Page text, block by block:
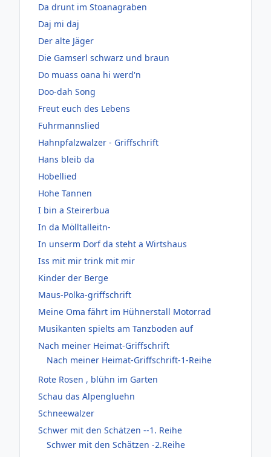
Da drunt im Stoanagraben
Daj mi daj
Der alte Jäger
Die Gamserl schwarz und braun
Do muass oana hi werd'n
Doo-dah Song
Freut euch des Lebens
Fuhrmannslied
Hahnpfalzwalzer - Griffschrift
Hans bleib da
Hobellied
Hohe Tannen
I bin a Steirerbua
In da Mölltalleitn-
In unserm Dorf da steht a Wirtshaus
Iss mit mir trink mit mir
Kinder der Berge
Maus-Polka-griffschrift
Meine Oma fährt im Hühnerstall Motorrad
Musikanten spielts am Tanzboden auf
Nach meiner Heimat-Griffschrift
Nach meiner Heimat-Griffschrift-1-Reihe
Rote Rosen , blühn im Garten
Schau das Alpengluehn
Schneewalzer
Schwer mit den Schätzen --1. Reihe
Schwer mit den Schätzen -2.Reihe